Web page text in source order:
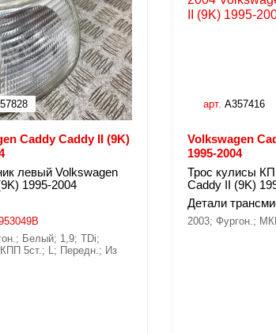
Caddy Caddy II (9K)
левый Volkswagen
1995-2004
Белый; 1,9; TDi;
5ст.; L; Передн.; Из
арт. A357416
Volkswagen
1995-2004
Трос кулисы
Caddy II (9K)
Детали
2003; Фургон.;